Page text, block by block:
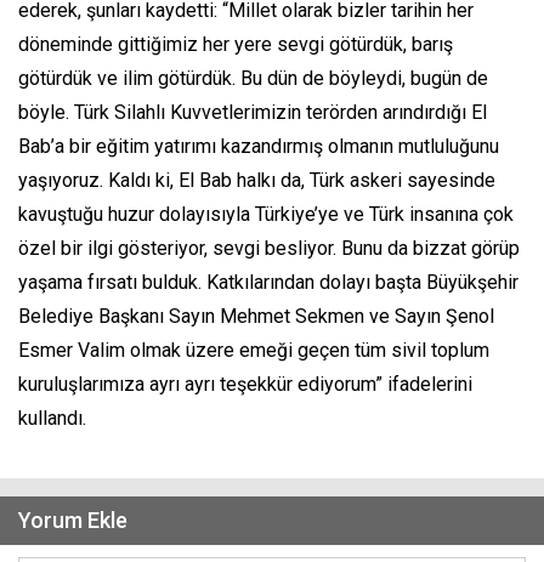
ederek, şunları kaydetti: “Millet olarak bizler tarihin her
döneminde gittiğimiz her yere sevgi götürdük, barış
götürdük ve ilim götürdük. Bu dün de böyleydi, bugün de
böyle. Türk Silahlı Kuvvetlerimizin terörden arındırdığı El
Bab’a bir eğitim yatırımı kazandırmış olmanın mutluluğunu
yaşıyoruz. Kaldı ki, El Bab halkı da, Türk askeri sayesinde
kavuştuğu huzur dolayısıyla Türkiye’ye ve Türk insanına çok
özel bir ilgi gösteriyor, sevgi besliyor. Bunu da bizzat görüp
yaşama fırsatı bulduk. Katkılarından dolayı başta Büyükşehir
Belediye Başkanı Sayın Mehmet Sekmen ve Sayın Şenol
Esmer Valim olmak üzere emeği geçen tüm sivil toplum
kuruluşlarımıza ayrı ayrı teşekkür ediyorum” ifadelerini
kullandı.
Yorum Ekle